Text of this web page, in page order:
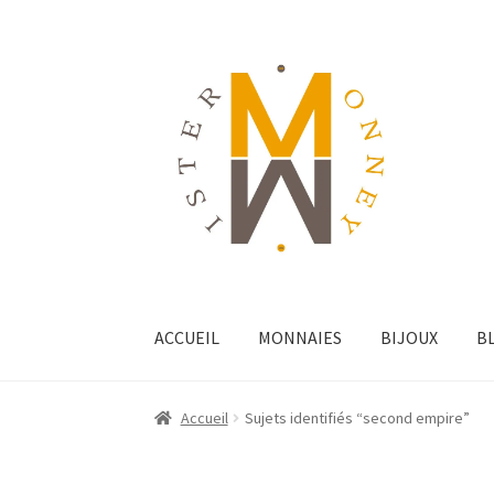
ACCUEIL MONNAIES BIJOUX
Accueil Sujets identifiés “second empire”